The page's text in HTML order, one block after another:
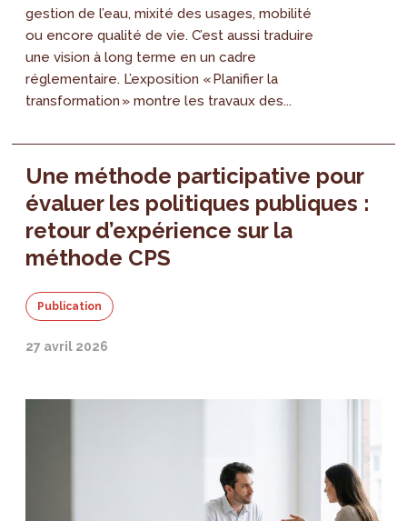
gestion de l’eau, mixité des usages, mobilité
ou encore qualité de vie. C’est aussi traduire
une vision à long terme en un cadre
réglementaire. L’exposition « Planifier la
transformation » montre les travaux des...
Une méthode participative pour
évaluer les politiques publiques :
retour d’expérience sur la
méthode CPS
Publication
27 avril 2026